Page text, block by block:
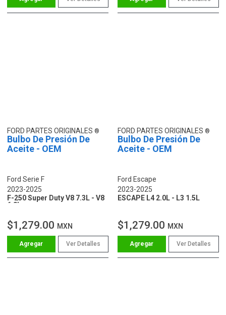
FORD PARTES ORIGINALES
Bulbo De Presión De
Aceite - OEM
Ford Serie F
2023-2025
F-250 Super Duty V8 7.3L - V8
6.8L
$1,279.00 MXN
Ver Detalles
FORD PARTES ORIGINALES
Bulbo De Presión De
Aceite - OEM
Ford Escape
2023-2025
ESCAPE L4 2.0L - L3 1.5L
$1,279.00 MXN
Ver Detalles